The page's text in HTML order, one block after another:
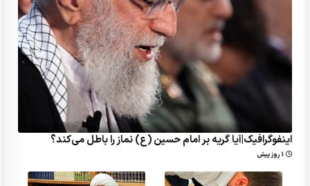
اینفوگرافیک|آیا گریه بر امام حسین (ع) نماز را باطل می‌کند؟
1 روز پیش